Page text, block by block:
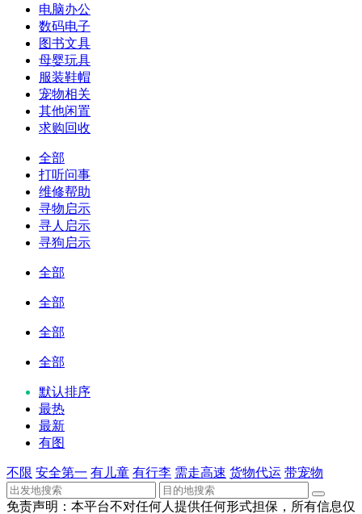
电脑办公
数码电子
图书文具
母婴玩具
服装鞋帽
宠物相关
其他闲置
求购回收
全部
打听问事
维修帮助
寻物启示
寻人启示
寻狗启示
全部
全部
全部
全部
默认排序
最热
最新
有图
不限 安全第一 有儿童 有行李 需走高速 货物代运 带宠物
免责声明：本平台不对任何人提供任何形式担保，所有信息仅